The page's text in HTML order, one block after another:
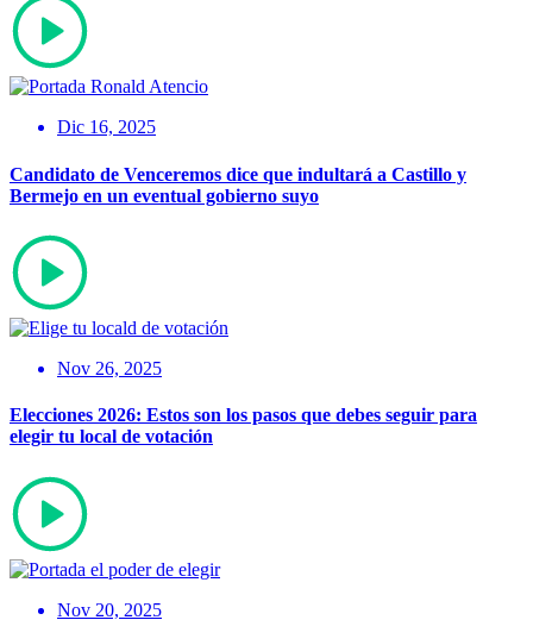
Dic 16, 2025
Candidato de Venceremos dice que indultará a Castillo y
Bermejo en un eventual gobierno suyo
Nov 26, 2025
Elecciones 2026: Estos son los pasos que debes seguir para
elegir tu local de votación
Nov 20, 2025